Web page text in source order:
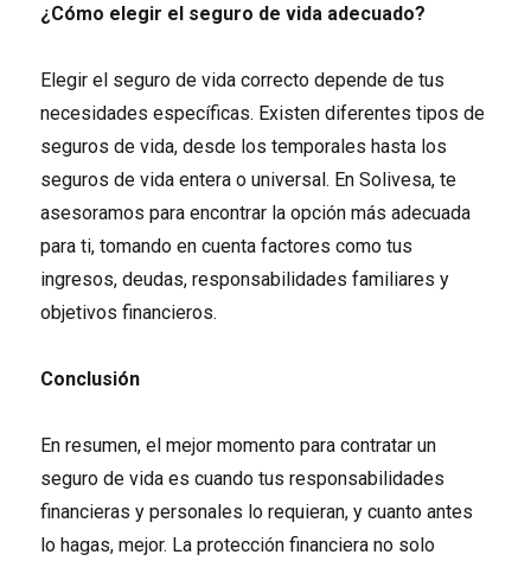
¿Cómo elegir el seguro de vida adecuado?
Elegir el seguro de vida correcto depende de tus
necesidades específicas. Existen diferentes tipos de
seguros de vida, desde los temporales hasta los
seguros de vida entera o universal. En Solivesa, te
asesoramos para encontrar la opción más adecuada
para ti, tomando en cuenta factores como tus
ingresos, deudas, responsabilidades familiares y
objetivos financieros.
Conclusión
En resumen, el mejor momento para contratar un
seguro de vida es cuando tus responsabilidades
financieras y personales lo requieran, y cuanto antes
lo hagas, mejor. La protección financiera no solo